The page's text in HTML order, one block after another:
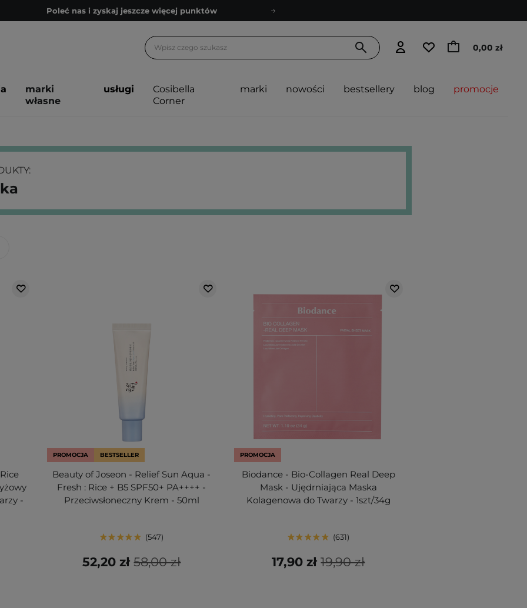
Poleć nas i zyskaj jeszcze więcej punktów
Bezpłatne konsultacje kosmetologiczne
Poleć nas i zyskaj jeszcze więcej punktów
0,00 zł
marki
własne
usługi
Cosibella
Corner
marki nowości bestsellery blog promocje
-
PROMOCJA BESTSELLER
Beauty of Joseon - Relief Sun Aqua -
Fresh : Rice + B5 SPF50+ PA++++ -
Przeciwsłoneczny Krem - 50ml
547
58,00 zł
52,20 zł
PROMOCJA
Biodance - Bio-Collagen Real Deep
Mask - Ujędrniająca Maska
Kolagenowa do Twarzy - 1szt/34g
631
19,90 zł
17,90 zł